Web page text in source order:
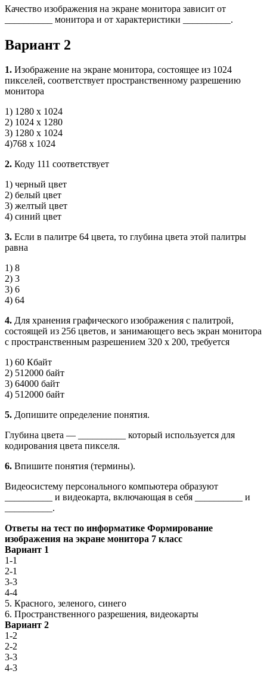
Качество изображения на экране монитора зависит от
__________ монитора и от характеристики __________.
Вариант 2
1. Изображение на экране монитора, состоящее из 1024
пикселей, соответствует пространственному раз­решению
монитора
1) 1280 х 1024
2) 1024 х 1280
3) 1280 х 1024
4)768 х 1024
2. Коду 111 соответствует
1) черный цвет
2) белый цвет
3) желтый цвет
4) синий цвет
3. Если в палитре 64 цвета, то глубина цвета этой палитры
равна
1) 8
2) 3
3) 6
4) 64
4. Для хранения графического изображения с палитрой,
состоящей из 256 цветов, и занимающего весь экран мо­нитора
с пространственным разрешением 320 х 200, тре­буется
1) 60 Кбайт
2) 512000 байт
3) 64000 байт
4) 512000 байт
5. Допишите определение понятия.
Глубина цвета — __________ который используется для
кодирования цвета пикселя.
6. Впишите понятия (термины).
Видеосистему персонального компьютера образуют
__________ и видеокарта, включающая в себя __________ и
__________.
Ответы на тест по информатике Формирование
изображения на экране монитора 7 класс
Вариант 1
1-1
2-1
3-3
4-4
5. Красного, зеленого, синего
6. Пространственного разрешения, видеокарты
Вариант 2
1-2
2-2
3-3
4-3